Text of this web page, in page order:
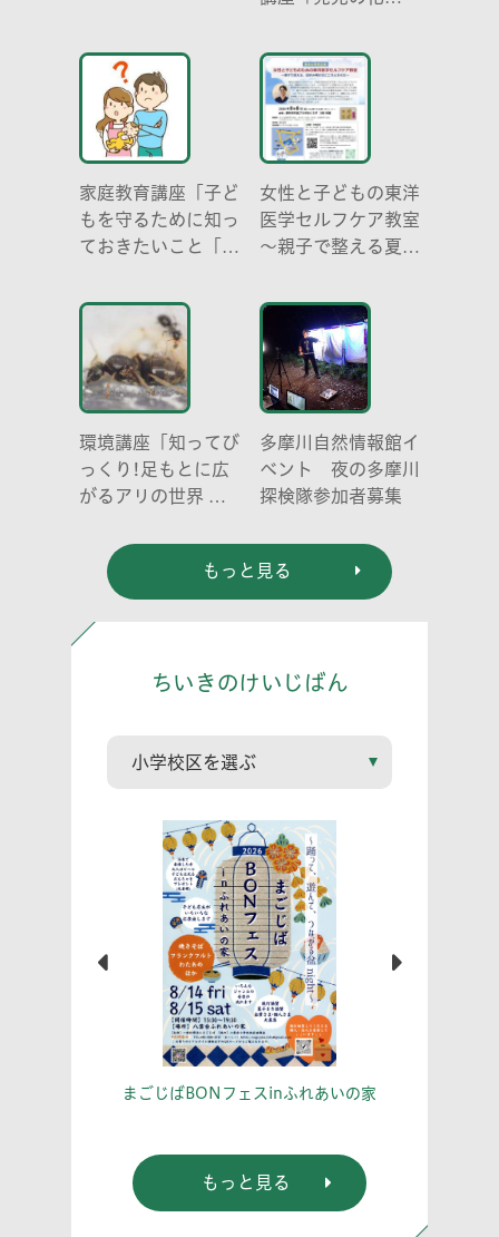
い光-」
家庭教育講座「子ど
もを守るために知っ
ておきたいこと「プ
どう伝える? (幼児
女性と子どもの東洋
医学セルフケア教室
～親子で整える夏休
らだ～
環境講座「知ってび
っくり!足もとに広
がるアリの世界 ア
成り立ち、生態系に
おける役割」
多摩川自然情報館イ
ベント 夜の多摩川
探検隊参加者募集
もっと見る
ちいきのけいじばん
まごじばBONフェスinふれあいの家
もっと見る